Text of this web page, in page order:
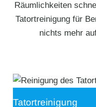
Räumlichkeiten
Tatortreinigung für
nichts mehr
Tatortreinigung